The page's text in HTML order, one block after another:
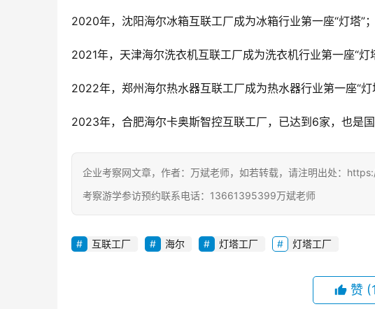
2020年，沈阳海尔冰箱互联工厂成为冰箱行业第一座“灯塔”；
2021年，天津海尔洗衣机互联工厂成为洗衣机行业第一座“灯
2022年，郑州海尔热水器互联工厂成为热水器行业第一座“灯
2023年，合肥海尔卡奥斯智控互联工厂，已达到6家，也是
企业考察网文章，作者：万斌老师，如若转载，请注明出处：
考察游学参访预约联系电话：13661395399万斌老师
互联工厂 海尔 灯塔工厂 灯塔工厂
赞